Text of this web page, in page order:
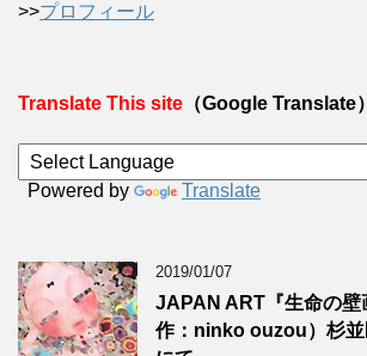
>>プロフィール
Translate This site （Google Translate）
Powered by Translate
2019/01/07
JAPAN ART『生命の壁
作：ninko ouzou）杉並